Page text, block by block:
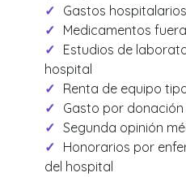
Gastos hospitalarios
Medicamentos
Estudios de
hospital
Renta de equipo
Gasto por
Segunda opinión
Honorarios por
del hospital